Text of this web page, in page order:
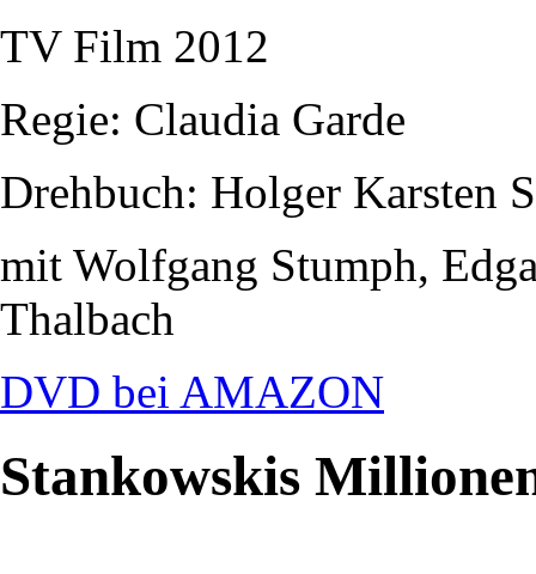
TV Film 2012
Regie: Claudia Garde
Drehbuch: Holger Karsten
mit Wolfgang Stumph,
Thalbach
DVD bei AMAZON
Stankowskis